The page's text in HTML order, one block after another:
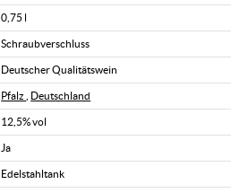
0,75 l
Schraubverschluss
Deutscher Qualitätswein
Pfalz Deutschland
12,5% vol
Ja
Edelstahltank